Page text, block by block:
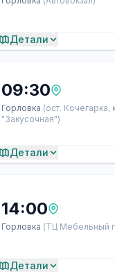
Детали
09:30
Горловка (ост. Кочегарка,
"Закусочная")
Детали
14:00
Горловка (ТЦ Мебельный
Детали